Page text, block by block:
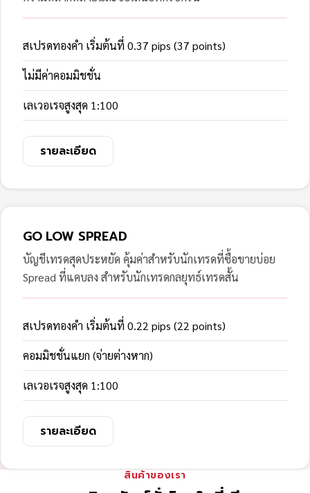
สเปรดทองคำ เริ่มต้นที่ 0.37 pips (37 points)
ไม่มีค่าคอมมิชชั่น
เลเวอเรจสูงสุด 1:100
รายละเอียด
GO LOW SPREAD
บัญชีเทรดสุดประหยัด คุ้มค่าสำหรับนักเทรดที่ซื้อขายบ่อย
Spread ที่แคบลง สำหรับนักเทรดกลยุทธ์เทรดสั้น
สเปรดทองคำ เริ่มต้นที่ 0.22 pips (22 points)
คอมมิชชั่นแยก (จ่ายต่างหาก)
เลเวอเรจสูงสุด 1:100
รายละเอียด
สินค้าของเรา